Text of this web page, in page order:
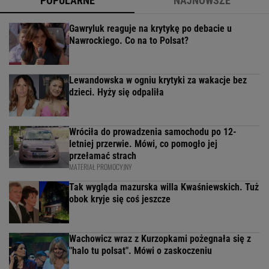
Gawryluk reaguje na krytykę po debacie u
Nawrockiego. Co na to Polsat?
Lewandowska w ogniu krytyki za wakacje bez
dzieci. Hyży się odpaliła
Wróciła do prowadzenia samochodu po 12-
letniej przerwie. Mówi, co pomogło jej
przełamać strach
MATERIAŁ PROMOCYJNY
Tak wygląda mazurska willa Kwaśniewskich. Tuż
obok kryje się coś jeszcze
Wachowicz wraz z Kurzopkami pożegnała się z
"halo tu polsat". Mówi o zaskoczeniu